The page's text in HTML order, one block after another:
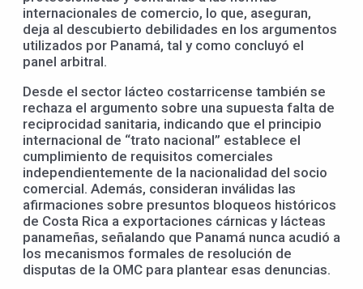
internacionales de comercio, lo que, aseguran,
deja al descubierto debilidades en los argumentos
utilizados por Panamá, tal y como concluyó el
panel arbitral.
Desde el sector lácteo costarricense también se
rechaza el argumento sobre una supuesta falta de
reciprocidad sanitaria, indicando que el principio
internacional de “trato nacional” establece el
cumplimiento de requisitos comerciales
independientemente de la nacionalidad del socio
comercial. Además, consideran inválidas las
afirmaciones sobre presuntos bloqueos históricos
de Costa Rica a exportaciones cárnicas y lácteas
panameñas, señalando que Panamá nunca acudió a
los mecanismos formales de resolución de
disputas de la OMC para plantear esas denuncias.